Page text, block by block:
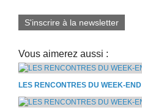
S'inscrire à la newsletter
Vous aimerez aussi :
LES RENCONTRES DU WEEK-END